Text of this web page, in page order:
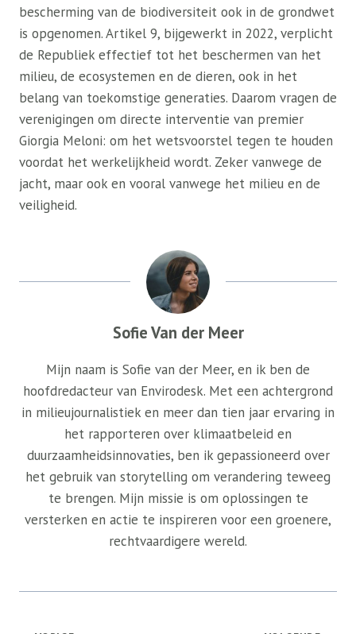
bescherming van de biodiversiteit ook in de grondwet
is opgenomen. Artikel 9, bijgewerkt in 2022, verplicht
de Republiek effectief tot het beschermen van het
milieu, de ecosystemen en de dieren, ook in het
belang van toekomstige generaties. Daarom vragen de
verenigingen om directe interventie van premier
Giorgia Meloni: om het wetsvoorstel tegen te houden
voordat het werkelijkheid wordt. Zeker vanwege de
jacht, maar ook en vooral vanwege het milieu en de
veiligheid.
Sofie Van der Meer
Mijn naam is Sofie van der Meer, en ik ben de
hoofdredacteur van Envirodesk. Met een achtergrond
in milieujournalistiek en meer dan tien jaar ervaring in
het rapporteren over klimaatbeleid en
duurzaamheidsinnovaties, ben ik gepassioneerd over
het gebruik van storytelling om verandering teweeg
te brengen. Mijn missie is om oplossingen te
versterken en actie te inspireren voor een groenere,
rechtvaardigere wereld.